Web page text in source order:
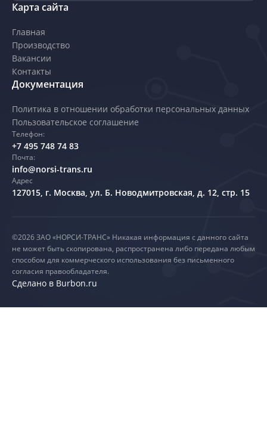
Карта сайта
Главная
Производство
Вакансии
Контакты
Документация
Политика в отношении обработки персональных данных
Пользовательское соглашение
Телефон:
+7 495 748 74 83
Почта:
info@norsi-trans.ru
Адрес
127015, г. Москва, ул. Б. Новодмитровская, д. 12, стр. 15
©2026 ЗАО «НОРСИ-ТРАНС» Никакая информация с данного сайта
не может быть скопирована, распространена либо передана любым
способом для коммерческого использования без письменного
согласия правообладателя.
Сделано в Burbon.ru